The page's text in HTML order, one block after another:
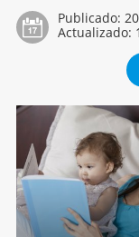
Publicado:
Actualizado: